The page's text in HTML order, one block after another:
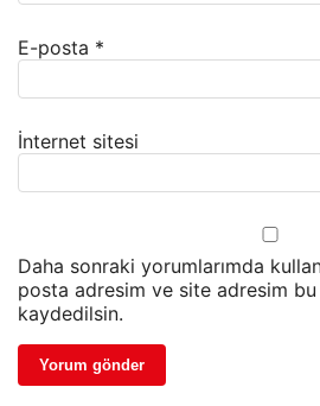
E-posta *
İnternet sitesi
Daha sonraki yorumlarımda
posta adresim ve site adresim bu
kaydedilsin.